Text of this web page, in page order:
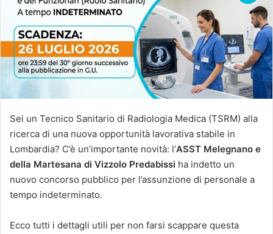
Sei un Tecnico Sanitario di Radiologia Medica (TSRM) alla
ricerca di una nuova opportunità lavorativa stabile in
Lombardia? C’è un’importante novità: l’ASST Melegnano e
della Martesana di Vizzolo Predabissi ha indetto un
nuovo concorso pubblico per l’assunzione di personale a
tempo indeterminato.
Ecco tutti i dettagli utili per non farsi scappare questa